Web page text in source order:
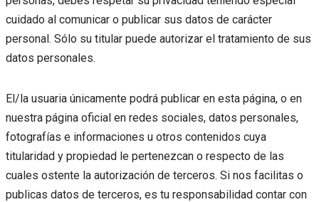
cuidado al comunicar o publicar sus datos de carácter
personal. Sólo su titular puede autorizar el tratamiento de sus
datos personales.
El/la usuaria únicamente podrá publicar en esta página, o en
nuestra página oficial en redes sociales, datos personales,
fotografías e informaciones u otros contenidos cuya
titularidad y propiedad le pertenezcan o respecto de las
cuales ostente la autorización de terceros. Si nos facilitas o
publicas datos de terceros, es tu responsabilidad contar con